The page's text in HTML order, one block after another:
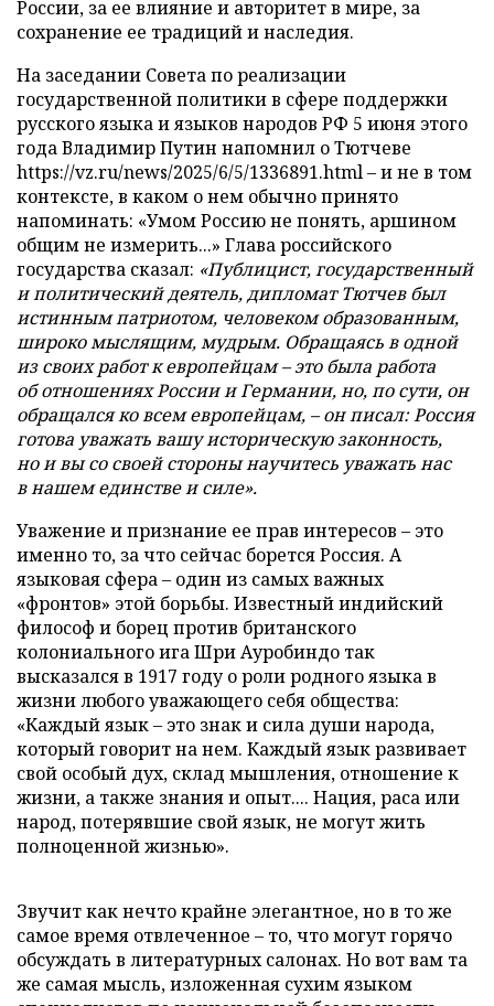
России, за ее влияние и авторитет в мире, за
сохранение ее традиций и наследия.
На заседании Совета по реализации
государственной политики в сфере поддержки
русского языка и языков народов РФ 5 июня этого
года Владимир Путин напомнил о Тютчеве
https://vz.ru/news/2025/6/5/1336891.html – и не в том
контексте, в каком о нем обычно принято
напоминать: «Умом Россию не понять, аршином
общим не измерить...» Глава российского
государства сказал: «Публицист, государственный
и политический деятель, дипломат Тютчев был
истинным патриотом, человеком образованным,
широко мыслящим, мудрым. Обращаясь в одной
из своих работ к европейцам – это была работа
об отношениях России и Германии, но, по сути, он
обращался ко всем европейцам, – он писал: Россия
готова уважать вашу историческую законность,
но и вы со своей стороны научитесь уважать нас
в нашем единстве и силе».
Уважение и признание ее прав интересов – это
именно то, за что сейчас борется Россия. А
языковая сфера – один из самых важных
«фронтов» этой борьбы. Известный индийский
философ и борец против британского
колониального ига Шри Ауробиндо так
высказался в 1917 году о роли родного языка в
жизни любого уважающего себя общества:
«Каждый язык – это знак и сила души народа,
который говорит на нем. Каждый язык развивает
свой особый дух, склад мышления, отношение к
жизни, а также знания и опыт.... Нация, раса или
народ, потерявшие свой язык, не могут жить
полноценной жизнью».
Звучит как нечто крайне элегантное, но в то же
самое время отвлеченное – то, что могут горячо
обсуждать в литературных салонах. Но вот вам та
же самая мысль, изложенная сухим языком